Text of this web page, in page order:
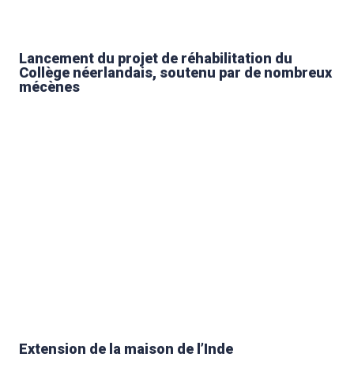
Lancement du projet de réhabilitation du
Collège néerlandais, soutenu par de nombreux
mécènes
Extension de la maison de l’Inde